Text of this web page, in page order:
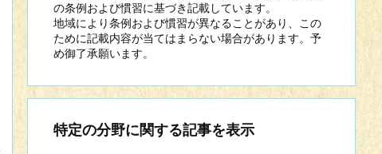
の条例および慣習に基づき記載しています。
地域により条例および慣習が異なることがあり、この
ために記載内容が当てはまらない場合があります。予
め御了承願います。
特定の分野に関する記事を表示